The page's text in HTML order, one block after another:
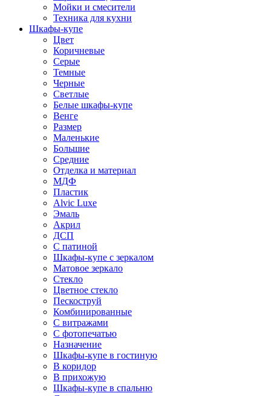
Мойки и смесители
Техника для кухни
Шкафы-купе
Цвет
Коричневые
Серые
Темные
Черные
Светлые
Белые шкафы-купе
Венге
Размер
Маленькие
Большие
Средние
Отделка и материал
МДФ
Пластик
Alvic Luxe
Эмаль
Акрил
ДСП
С патиной
Шкафы-купе с зеркалом
Матовое зеркало
Стекло
Цветное стекло
Пескоструй
Комбинированные
С витражами
С фотопечатью
Назначение
Шкафы-купе в гостиную
В коридор
В прихожую
Шкафы-купе в спальню